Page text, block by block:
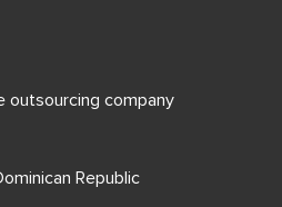
outsourcing company
Republic